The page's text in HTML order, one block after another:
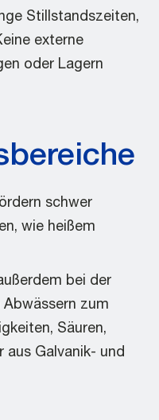
Stillstandszeiten,
externe
oder Lagern
schwer
wie heißem
bei der
zum
Säuren,
aus Galvanik- und